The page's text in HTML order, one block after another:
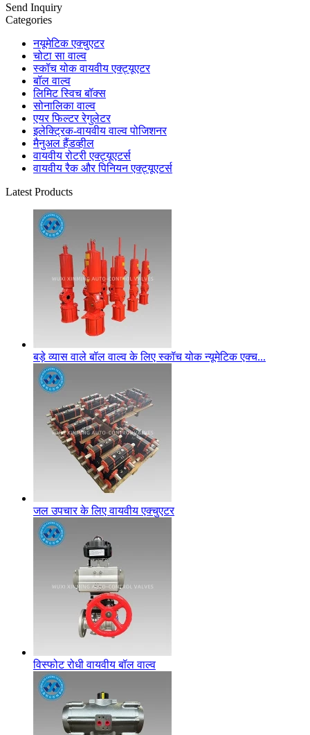
Send Inquiry
Categories
नयूमेटिक एक्चुएटर
चोटा सा वाल्व
स्कॉच योक वायवीय एक्ट्यूएटर
बॉल वाल्व
लिमिट स्विच बॉक्स
सोनालिका वाल्व
एयर फिल्टर रेगुलेटर
इलेक्ट्रिक-वायवीय वाल्व पोजिशनर
मैनुअल हैंडव्हील
वायवीय रोटरी एक्ट्यूएटर्स
वायवीय रैक और पिनियन एक्ट्यूएटर्स
Latest Products
बड़े व्यास वाले बॉल वाल्व के लिए स्कॉच योक न्यूमेटिक एक्च...
जल उपचार के लिए वायवीय एक्चुएटर
विस्फोट रोधी वायवीय बॉल वाल्व